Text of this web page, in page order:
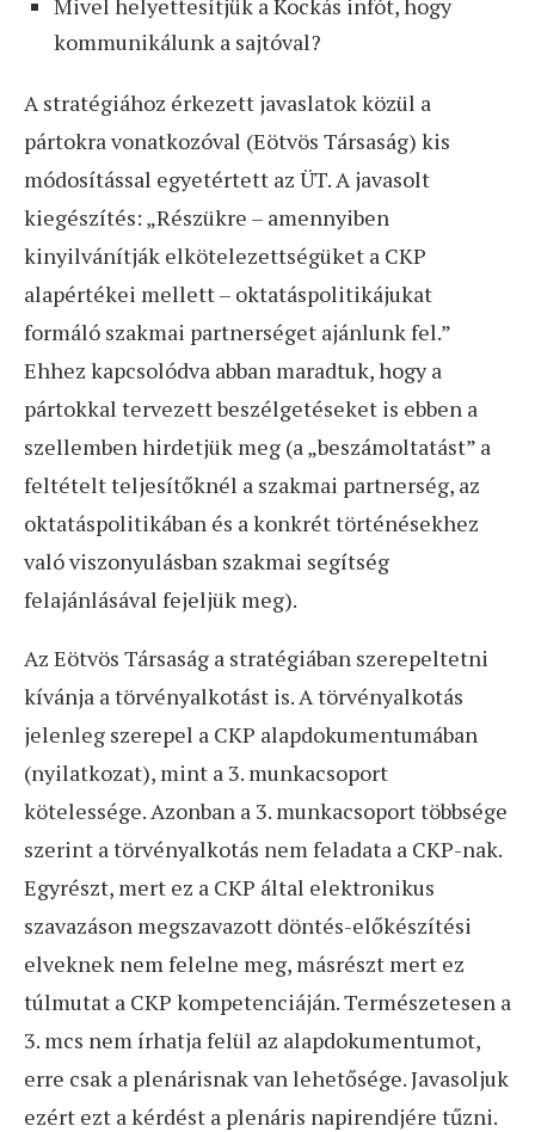
Mivel helyettesítjük a Kockás infót, hogy
kommunikálunk a sajtóval?
A stratégiához érkezett javaslatok közül a
pártokra vonatkozóval (Eötvös Társaság) kis
módosítással egyetértett az ÜT. A javasolt
kiegészítés: „Részükre – amennyiben
kinyilvánítják elkötelezettségüket a CKP
alapértékei mellett – oktatáspolitikájukat
formáló szakmai partnerséget ajánlunk fel.”
Ehhez kapcsolódva abban maradtuk, hogy a
pártokkal tervezett beszélgetéseket is ebben a
szellemben hirdetjük meg (a „beszámoltatást” a
feltételt teljesítőknél a szakmai partnerség, az
oktatáspolitikában és a konkrét történésekhez
való viszonyulásban szakmai segítség
felajánlásával fejeljük meg).
Az Eötvös Társaság a stratégiában szerepeltetni
kívánja a törvényalkotást is. A törvényalkotás
jelenleg szerepel a CKP alapdokumentumában
(nyilatkozat), mint a 3. munkacsoport
kötelessége. Azonban a 3. munkacsoport többsége
szerint a törvényalkotás nem feladata a CKP-nak.
Egyrészt, mert ez a CKP által elektronikus
szavazáson megszavazott döntés-előkészítési
elveknek nem felelne meg, másrészt mert ez
túlmutat a CKP kompetenciáján. Természetesen a
3. mcs nem írhatja felül az alapdokumentumot,
erre csak a plenárisnak van lehetősége. Javasoljuk
ezért ezt a kérdést a plenáris napirendjére tűzni.